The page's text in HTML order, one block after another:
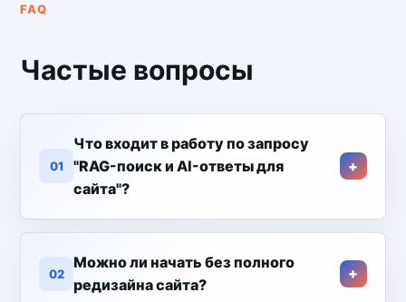
FAQ
Частые вопросы
01
Что входит в работу по запросу
"RAG-поиск и AI-ответы для
сайта"?
02
Можно ли начать без полного
редизайна сайта?